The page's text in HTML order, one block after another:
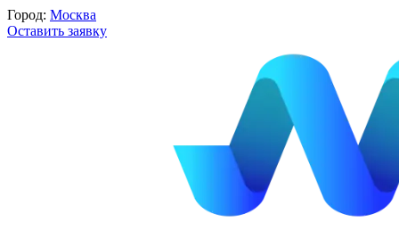
Город: Москва
Оставить заявку